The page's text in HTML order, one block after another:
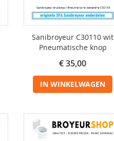
Sanibroyeur C30110 wit
Pneumatische knop
€ 35,00
IN WINKELWAGEN